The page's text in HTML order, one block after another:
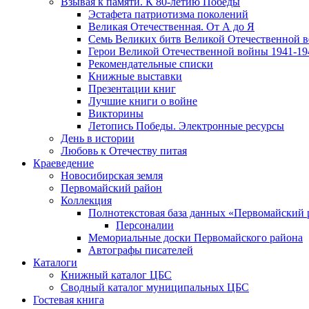
Эcтафета патриотизма поколений
Великая Отечественная. От А до Я
Семь Великих битв Великой Отечественной
Герои Великой Отечественной войны 1941-
Рекомендательные списки
Книжные выставки
Презентации книг
Лучшие книги о войне
Викторины
Летопись Победы. Электронные ресурсы
День в истории
Любовь к Отечеству питая
Краеведение
Новосибирская земля
Первомайский район
Коллекция
Полнотекстовая база данных «Первомайский
Персоналии
Мемориальные доски Первомайского района
Автографы писателей
Каталоги
Книжный каталог ЦБС
Сводный каталог муниципальных ЦБС
Гостевая книга